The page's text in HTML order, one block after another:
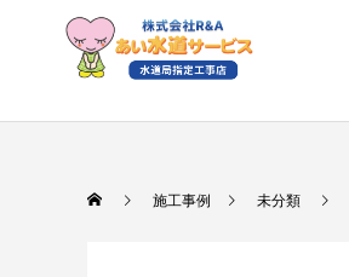
施工事例 未分類